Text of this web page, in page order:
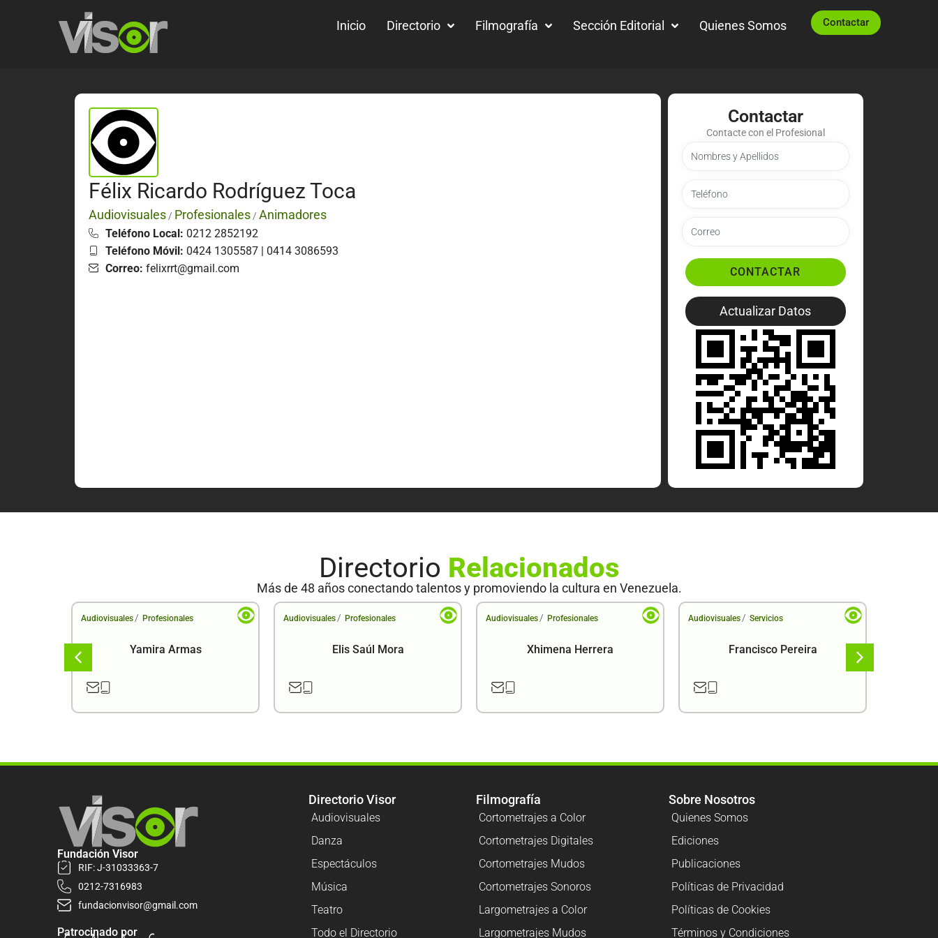
Inicio Directorio Filmografía Sección Editorial Quienes Somos Contactar
Félix Ricardo Rodríguez Toca
Audiovisuales / Profesionales / Animadores
Teléfono Local: 0212 2852192
Teléfono Móvil: 0424 1305587 | 0414 3086593
Correo: felixrrt@gmail.com
Contactar
Contacte con el Profesional
CONTACTAR
Actualizar Datos
Directorio Relacionados
Más de 48 años conectando talentos y promoviendo la cultura en Venezuela.
Audiovisuales / Profesionales
Yamira Armas
Audiovisuales / Profesionales
Elis Saúl Mora
Audiovisuales / Profesionales
Xhimena Herrera
Audiovisuales / Servicios
Francisco Pereira
Fundación Visor
RIF: J-31033363-7
0212-7316983
fundacionvisor@gmail.com
Patrocinado por
Directorio Visor
Audiovisuales
Danza
Espectáculos
Música
Teatro
Todo el Directorio
Filmografía
Cortometrajes a Color
Cortometrajes Digitales
Cortometrajes Mudos
Cortometrajes Sonoros
Largometrajes a Color
Largometrajes Mudos
Sobre Nosotros
Quienes Somos
Ediciones
Publicaciones
Políticas de Privacidad
Políticas de Cookies
Términos y Condiciones